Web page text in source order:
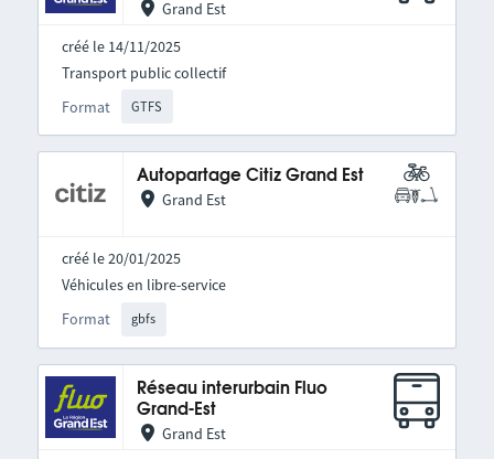
Grand Est
créé le 14/11/2025
Format GTFS
Transport public collectif
Autopartage Citiz Grand Est
Grand Est
créé le 20/01/2025
Format gbfs
Véhicules en libre-service
Réseau interurbain Fluo
Grand-Est
Grand Est